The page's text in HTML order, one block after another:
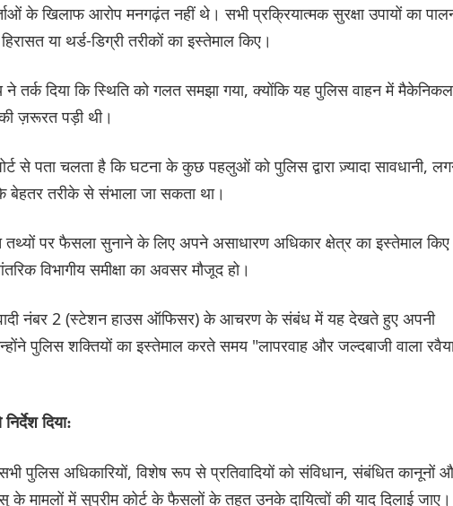
के खिलाफ आरोप मनगढ़ंत नहीं थे। सभी प्रक्रियात्मक सुरक्षा उपायों का
या थर्ड-डिग्री तरीकों का इस्तेमाल किए।
तर्क दिया कि स्थिति को गलत समझा गया, क्योंकि यह पुलिस वाहन में मैकेनिकल
ज़रूरत पड़ी थी।
से पता चलता है कि घटना के कुछ पहलुओं को पुलिस द्वारा ज़्यादा सावधानी,
बेहतर तरीके से संभाला जा सकता था।
तथ्यों पर फैसला सुनाने के लिए अपने असाधारण अधिकार क्षेत्र का इस्तेमाल किए
विभागीय समीक्षा का अवसर मौजूद हो।
नंबर 2 (स्टेशन हाउस ऑफिसर) के आचरण के संबंध में यह देखते हुए अपनी
पुलिस शक्तियों का इस्तेमाल करते समय "लापरवाह और जल्दबाजी वाला
दिया:
पुलिस अधिकारियों, विशेष रूप से प्रतिवादियों को संविधान, संबंधित कानूनों
मामलों में सुप्रीम कोर्ट के फैसलों के तहत उनके दायित्वों की याद दिलाई जाए।